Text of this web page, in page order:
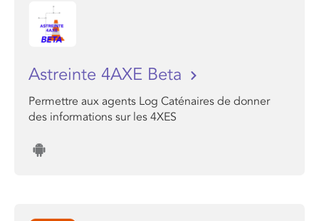
Astreinte 4AXE Beta
Permettre aux agents Log Caténaires de donner
des informations sur les 4XES